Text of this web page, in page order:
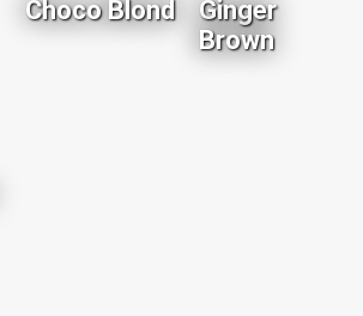
Choco Blond
Ginger
Brown